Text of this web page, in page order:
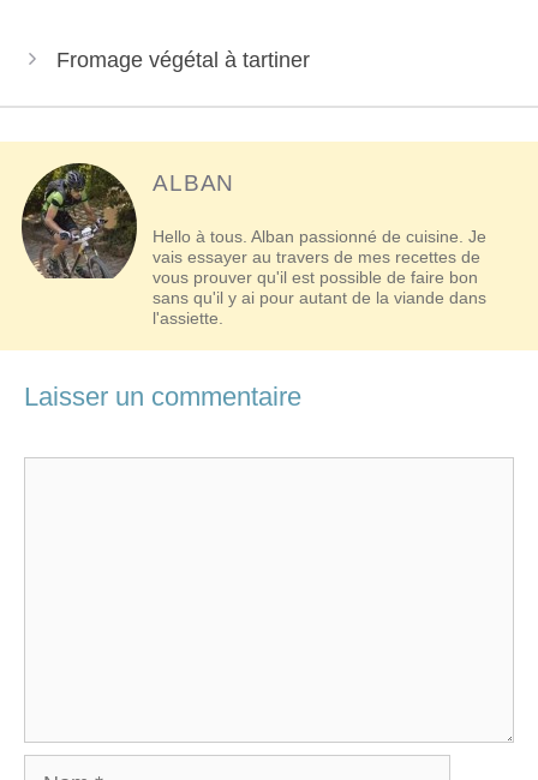
Fromage végétal à tartiner
ALBAN
Hello à tous. Alban passionné de cuisine. Je
vais essayer au travers de mes recettes de
vous prouver qu'il est possible de faire bon
sans qu'il y ai pour autant de la viande dans
l'assiette.
Laisser un commentaire
Nom